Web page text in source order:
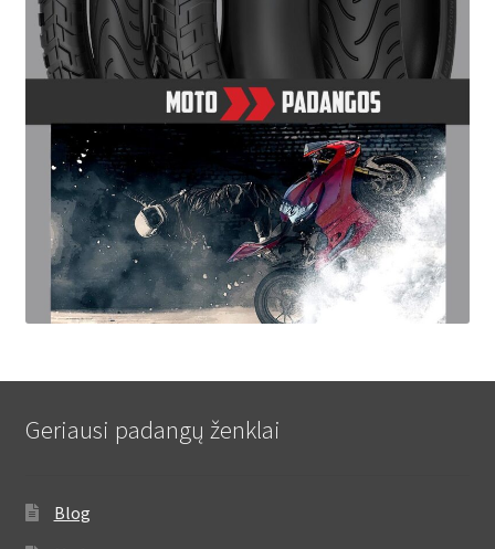
Geriausi padangų ženklai
Blog